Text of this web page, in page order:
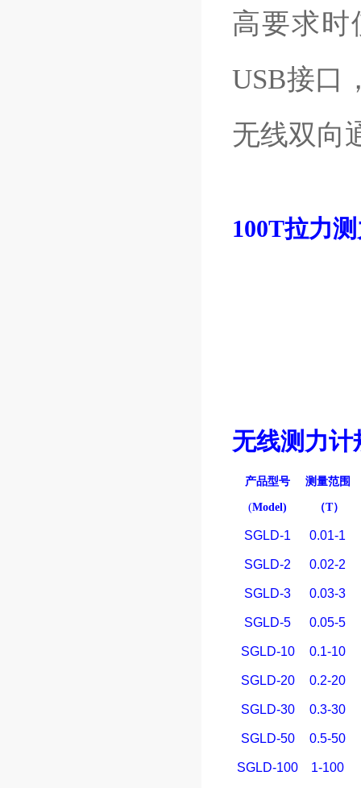
高要求时
USB接口
无线双向
100T拉力
无线测力计
产品型号
(Model)
测量范围
（T）
SGLD-1 0.01-1
SGLD-2 0.02-2
SGLD-3 0.03-3
SGLD-5 0.05-5
SGLD-10 0.1-10
SGLD-20 0.2-20
SGLD-30 0.3-30
SGLD-50 0.5-50
SGLD-100 1-100